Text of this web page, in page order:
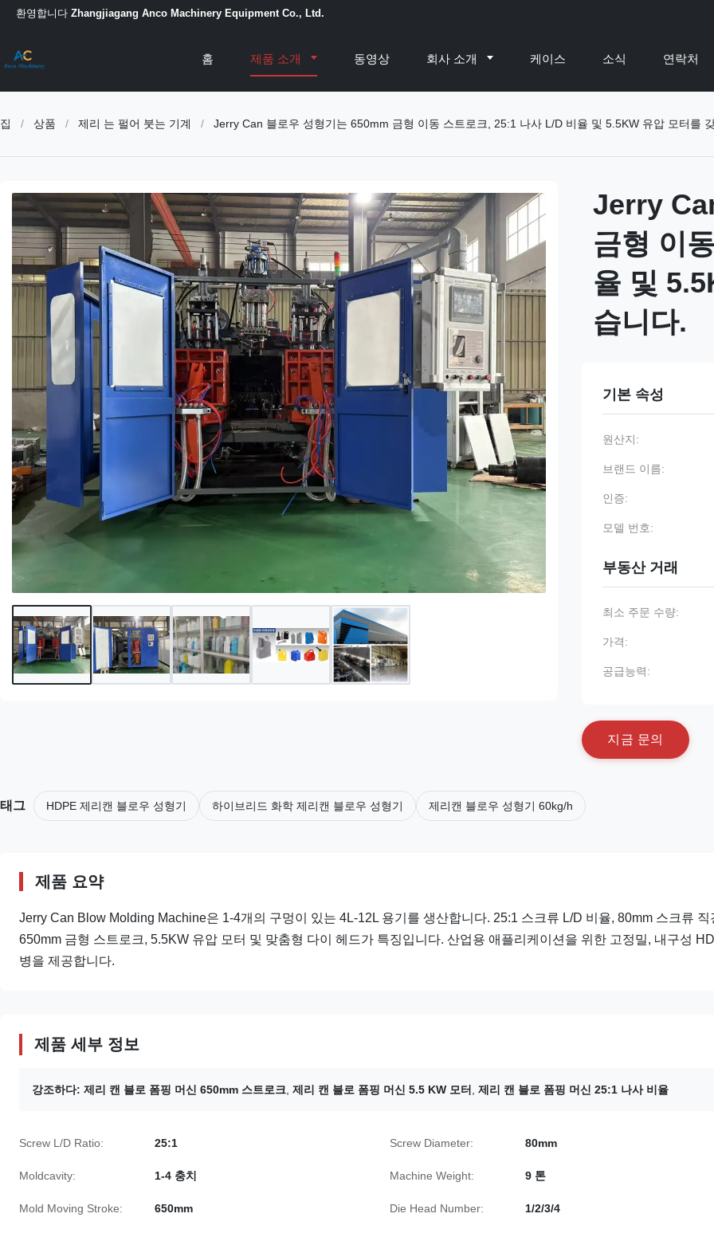
환영합니다 Zhangjiagang Anco Machinery Equipment Co., Ltd.
홈 제품 소개 동영상 회사 소개 케이스 소식 연락처
집 / 상품 / 제리 는 펄어 붓는 기계 / Jerry Can 블로우 성형기는 650mm 금형 이동 스트로크, 25:1 나사 L/D 비율 및 5.5KW 유압 모터를
Jerry
금형 이
율 및
습니다.
기본 속성
원산지:
브랜드 이름:
인증:
모델 번호:
부동산 거래
최소 주문 수량:
가격:
공급능력:
지 금 문의
태그 HDPE 제리캔 블로우 성형기 하이브리드 화학 제리캔 블로우 성형기 제리캔 블로우 성형기 60kg/h
제품 요약
Jerry Can Blow Molding Machine은 1-4개의 구멍이 있는 4L-12L 용기를 생산합니다. 25:1 스크류 L/D 비율, 80mm 스크류 직
650mm 금형 스트로크, 5.5KW 유압 모터 및 맞춤형 다이 헤드가 특징입니다. 산업용 애플리케이션을 위한 고정밀, 내구성
병을 제공합니다.
제품 세부 정보
강조하다: 제리 캔 블로 폼핑 머신 650mm 스트로크 제리 캔 블로 폼핑 머신 5.5 KW 모터 제리 캔 블로 폼핑 머신 25:1 나사 비율
Screw L/D Ratio: 25:1 Screw Diameter: 80mm
Moldcavity: 1-4 충치 Machine Weight: 9 톤
Mold Moving Stroke: 650mm Die Head Number: 1/2/3/4